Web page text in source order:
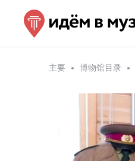
主要 博物馆目录